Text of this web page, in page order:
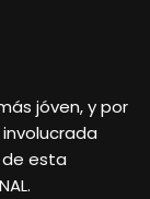
jóven, y por
involucrada
esta